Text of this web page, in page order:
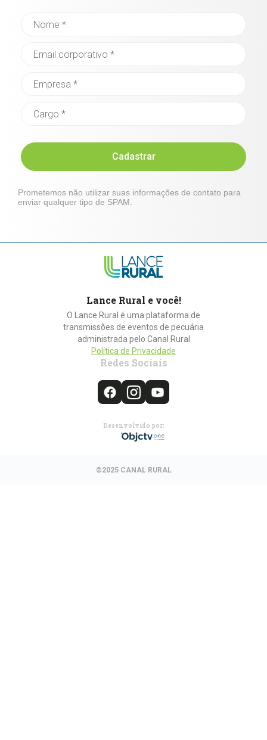
Cadastrar
Prometemos não utilizar suas informações de contato para
enviar qualquer tipo de SPAM.
Lance Rural e você!
O Lance Rural é uma plataforma de
transmissões de eventos de pecuária
administrada pelo Canal Rural
Política de Privacidade
Redes Sociais
Desenvolvido por:
©2025 CANAL RURAL